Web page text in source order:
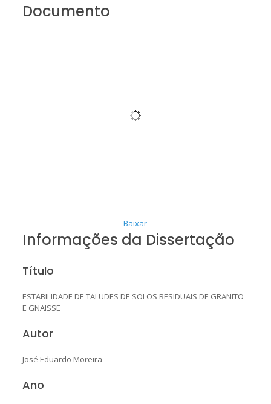
Documento
Baixar
Informações da Dissertação
Título
ESTABILIDADE DE TALUDES DE SOLOS RESIDUAIS DE GRANITO
E GNAISSE
Autor
José Eduardo Moreira
Ano